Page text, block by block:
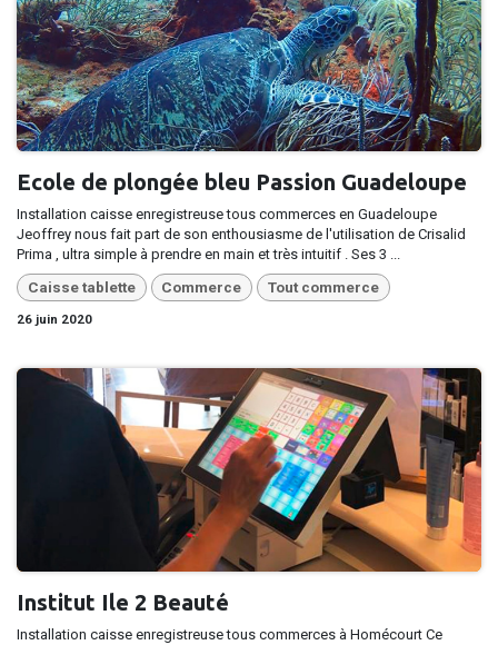
Ecole de plongée bleu Passion Guadeloupe
Installation caisse enregistreuse tous commerces en Guadeloupe
Jeoffrey nous fait part de son enthousiasme de l'utilisation de Crisalid
Prima , ultra simple à prendre en main et très intuitif . Ses 3 ...
Caisse tablette Commerce Tout commerce
26 juin 2020
Institut Ile 2 Beauté
Installation caisse enregistreuse tous commerces à Homécourt Ce